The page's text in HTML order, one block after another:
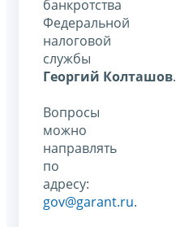
банкротства
Федеральной
налоговой
службы
Георгий Колташов.
Вопросы
можно
направлять
по
адресу:
gov@garant.ru.